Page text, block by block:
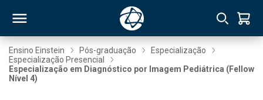
Ensino Einstein Pós-graduação
Especialização
Especialização Presencial
Especialização em Diagnóstico por Imagem Pediátrica (Fellow
Nível 4)